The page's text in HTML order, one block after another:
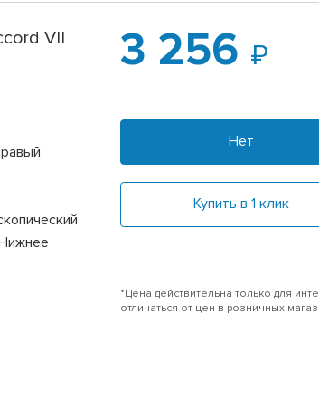
VII
3 256
Нет
Купить в 1 клик
*Цена действительна только для
отличаться от цен в розничных